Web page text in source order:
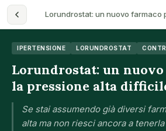
Lorundrostat: un nuovo farmaco
IPERTENSIONE LORUNDROSTAT
Lorundrostat: un
la pressione alta
Se stai assumendo già diversi
alta ma non riesci ancora a